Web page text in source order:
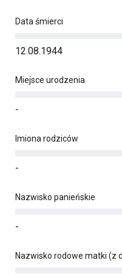
Data śmierci
12.08.1944
Miejsce urodzenia
-
Imiona rodziców
-
Nazwisko panieńskie
-
Nazwisko rodowe matki (z